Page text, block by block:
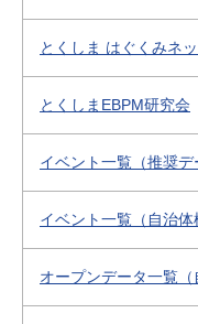
とくしま はぐくみネ
とくしまEBPM研究会
イベント一覧（推奨デ
イベント一覧（自治体
オープンデータ一覧（